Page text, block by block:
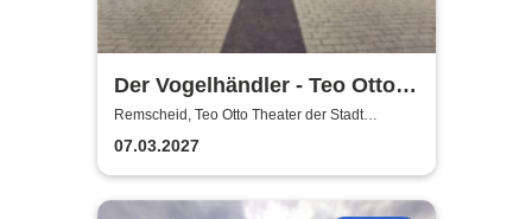
Der Vogelhändler - Teo Otto
Theater der Stadt Remscheid
Remscheid, Teo Otto Theater der Stadt
Remscheid
07.03.2027